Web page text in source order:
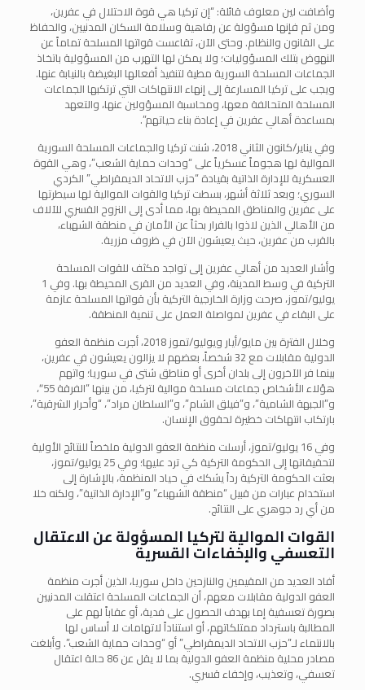
وأضافت لين معلوف قائلة: “إن تركيا هي قوة الاحتلال في عفرين،
ومن ثم فإنها مسؤولة عن رفاهية وسلامة السكان المدنيين، والحفاظ
على القانون والنظام. وحتى الآن، تقاعست قواتها المسلحة تماماً عن
النهوض بتلك المسؤوليات؛ ولا يمكن لها التهرب من المسؤولية باتخاذ
الجماعات المسلحة السورية مطية لتنفيذ أفعالها البغيضة بالنيابة عنها.
ويجب على تركيا المسارعة إلى إنهاء الانتهاكات التي ترتكبها الجماعات
المسلحة المتحالفة معها، ومحاسبة المسؤولين عنها، والتعهد
بمساعدة أهالي عفرين في إعادة بناء حياتهم”.
وفي يناير/كانون الثاني 2018، شنت تركيا والجماعات المسلحة السورية
الموالية لها هجوماً عسكرياً على “وحدات حماية الشعب”، وهي القوة
العسكرية للإدارة الذاتية بقيادة “حزب الاتحاد الديمقراطي” الكردي
السوري؛ وبعد ثلاثة أشهر، بسطت تركيا والقوات الموالية لها سيطرتها
على عفرين والمناطق المحيطة بها، مما أدى إلى النزوح القسري للآلاف
من الأهالي الذين لاذوا بالفرار بحثاً عن الأمان في منطقة الشهباء،
بالقرب من عفرين، حيث يعيشون الآن في ظروف مزرية.
وأشار العديد من أهالي عفرين إلى تواجد مكثف للقوات المسلحة
التركية في وسط المدينة، وفي العديد من القرى المحيطة بها. وفي 1
يوليو/تموز، صرحت وزارة الخارجية التركية بأن قواتها المسلحة عازمة
على البقاء في عفرين لمواصلة العمل على تنمية المنطقة.
وخلال الفترة بين مايو/أيار ويوليو/تموز 2018، أجرت منظمة العفو
الدولية مقابلات مع 32 شخصاً، بعضهم لا يزالون يعيشون في عفرين،
بينما فر الآخرون إلى بلدان أخرى أو مناطق شتى في سوريا؛ واتهم
هؤلاء الأشخاص جماعات مسلحة موالية لتركيا، من بينها “الفرقة 55″،
و”الجبهة الشامية”، و”فيلق الشام”، و”السلطان مراد”، “وأحرار الشرقية”،
بارتكاب انتهاكات خطيرة لحقوق الإنسان.
وفي 16 يوليو/تموز، أرسلت منظمة العفو الدولية ملخصاً للنتائج الأولية
لتحقيقاتها إلى الحكومة التركية كي ترد عليها؛ وفي 25 يوليو/تموز،
بعثت الحكومة التركية رداً يشكك في حياد المنظمة، بالإشارة إلى
استخدام عبارات من قبيل “منطقة الشهباء” و”الإدارة الذاتية”، ولكنه خلا
من أي رد جوهري على النتائج.
القوات الموالية لتركيا المسؤولة عن الاعتقال
التعسفي والإخفاءات القسرية
أفاد العديد من المقيمين والنازحين داخل سوريا، الذين أجرت منظمة
العفو الدولية مقابلات معهم، أن الجماعات المسلحة اعتقلت المدنيين
بصورة تعسفية إما بهدف الحصول على فدية، أو عقاباً لهم على
المطالبة باسترداد ممتلكاتهم، أو استناداً لاتهامات لا أساس لها
بالانتماء لـ”حزب الاتحاد الديمقراطي” أو “وحدات حماية الشعب”. وأبلغت
مصادر محلية منظمة العفو الدولية بما لا يقل عن 86 حالة اعتقال
تعسفي، وتعذيب، وإخفاء قسري.